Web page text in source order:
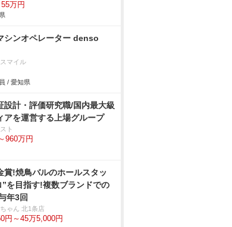
万円
シンオペレーター denso
マイル
/ 愛知県
設計・評価研究職/国内最大級
アを運営する上場グループ
ト
960万円
賞!焼鳥バルのホールスタッ
”を目指す!複数ブランドでの
年3回
ゃん 北1条店
円～45万5,000円